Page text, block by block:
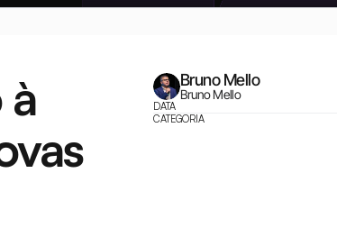
Bruno Mello
Bruno Mello
DATA
CATEGORIA